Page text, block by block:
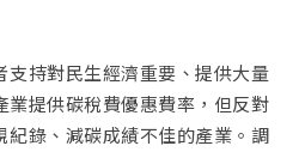
支持對民生經濟重要、提供大量
業提供碳稅費優惠費率，但反對
紀錄、減碳成績不佳的產業。調